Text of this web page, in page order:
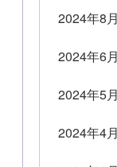
2024年8月
2024年6月
2024年5月
2024年4月